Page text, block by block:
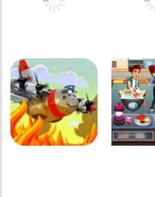
Passatempo
Desert Car
Race
Miss